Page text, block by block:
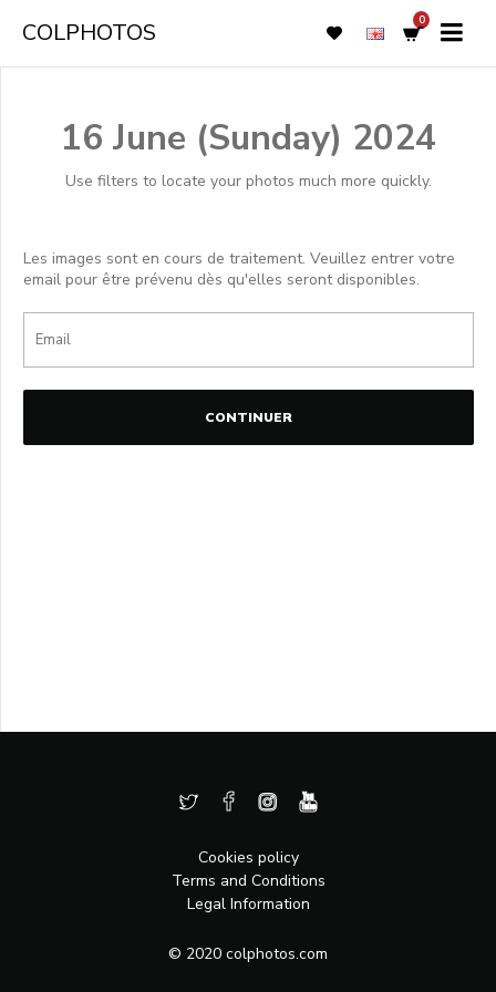
COLPHOTOS 0
16 June (Sunday) 2024
Use filters to locate your photos much more quickly.
Les images sont en cours de traitement. Veuillez entrer votre
email pour être prévenu dès qu'elles seront disponibles.
CONTINUER
Cookies policy
Terms and Conditions
Legal Information
© 2020 colphotos.com